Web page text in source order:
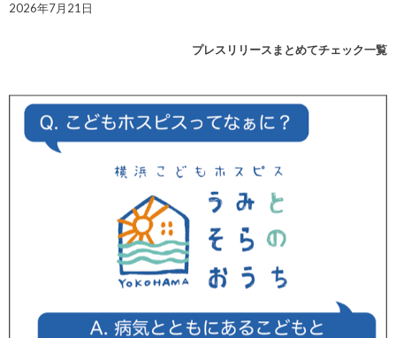
2026年7月21日
プレスリリースまとめてチェック一覧